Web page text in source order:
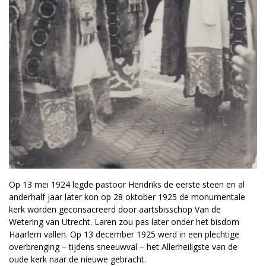
Op 13 mei 1924 legde pastoor Hendriks de eerste steen en al
anderhalf jaar later kon op 28 oktober 1925 de monumentale
kerk worden geconsacreerd door aartsbisschop Van de
Wetering van Utrecht. Laren zou pas later onder het bisdom
Haarlem vallen. Op 13 december 1925 werd in een plechtige
overbrenging – tijdens sneeuwval – het Allerheiligste van de
oude kerk naar de nieuwe gebracht.